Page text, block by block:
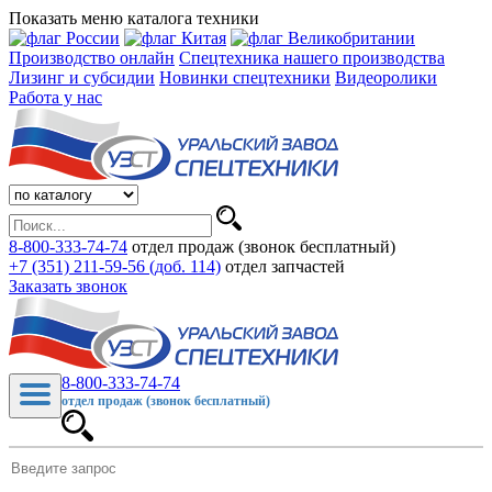
Показать меню каталога техники
Производство онлайн Спецтехника нашего производства
Лизинг и субсидии Новинки спецтехники Видеоролики
Работа у нас
8-800-333-74-74 отдел продаж (звонок бесплатный)
+7 (351) 211-59-56 (доб. 114) отдел запчастей
Заказать звонок
8-800-333-74-74
отдел продаж (звонок бесплатный)